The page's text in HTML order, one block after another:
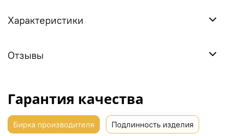
Характеристики
Отзывы
Гарантия качества
Бирка производителя Подлинность изделия